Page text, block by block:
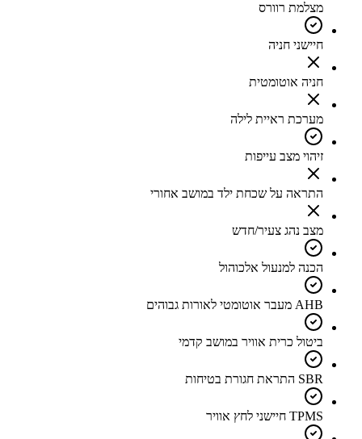
מצלמת רוורס
חיישני חניה
חניה אוטומטית
מערכת ראיית לילה
זיהוי מצב עייפות
התראה על שכחת ילד במושב אחורי
מצב נהג צעיר/חדש
הכנה למנעול אלכוהול
AHB מעבר אוטומטי לאורות גבוהים
ביטול כרית אוויר במושב קדמי
SBR התראת חגורת בטיחות
TPMS חיישני לחץ אוויר